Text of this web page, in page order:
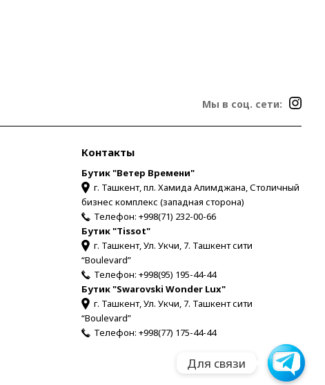
Мы в соц. сети:
Контакты
Бутик "Ветер Времени"
г. Ташкент, пл. Хамида Алимджана, Столичный
бизнес комплекс (западная сторона)
Телефон: +998(71) 232-00-66
Бутик "Tissot"
г. Ташкент, Ул. Укчи, 7. Ташкент сити
“Boulevard”
Телефон: +998(95) 195-44-44
Бутик "Swarovski Wonder Lux"
г. Ташкент, Ул. Укчи, 7. Ташкент сити
“Boulevard”
Телефон: +998(77) 175-44-44
Для связи